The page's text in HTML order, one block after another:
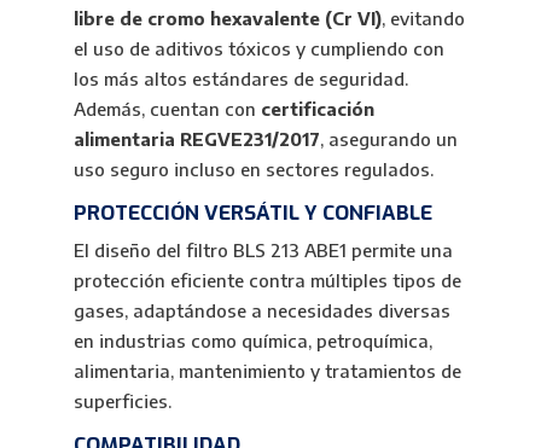
libre de cromo hexavalente (Cr VI), evitando
el uso de aditivos tóxicos y cumpliendo con
los más altos estándares de seguridad.
Además, cuentan con certificación
alimentaria REGVE231/2017, asegurando un
uso seguro incluso en sectores regulados.
PROTECCIÓN VERSÁTIL Y CONFIABLE
El diseño del filtro BLS 213 ABE1 permite una
protección eficiente contra múltiples tipos de
gases, adaptándose a necesidades diversas
en industrias como química, petroquímica,
alimentaria, mantenimiento y tratamientos de
superficies.